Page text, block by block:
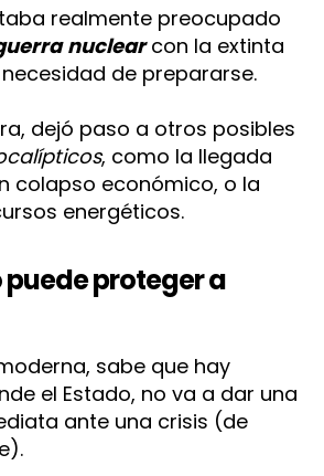
realmente preocupado
nuclearcon la extinta
necesidad de prepararse.
dejó paso a otros posibles
, como la llegada
colapso económico, o la
energéticos.
puede proteger a
sabe que hay
el Estado, no va a dar una
ante una crisis (de